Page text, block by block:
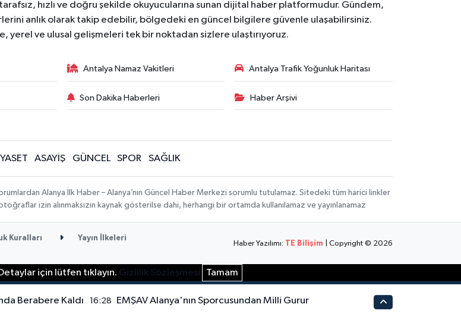
hızlı ve doğru şekilde okuyucularına sunan dijital haber platformudur. Gündem,
anlık olarak takip edebilir, bölgedeki en güncel bilgilere güvenle ulaşabilirsiniz.
yerel ve ulusal gelişmeleri tek bir noktadan sizlere ulaştırıyoruz.
Antalya Namaz Vakitleri Antalya Trafik Yoğunluk Haritası
Son Dakika Haberleri Haber Arşivi
ASAYİŞ GÜNCEL SPOR SAĞLIK
Alanya İlk Haber – Alanya’nın Güncel Haber Merkezi sorumlu tutulamaz. Sitedeki tüm harici linkler
izin alınmaksızın kaynak gösterilse dahi, herhangi bir ortamda kullanılamaz ve yayınlanamaz
Kuralları Yayın İlkeleri
Haber Yazılımı: TE Bilişim | Copyright © 2026
için lütfen tıklayın. Gizlilik Sözleşmesi Tamam
Berabere Kaldı 16:28 EMŞAV Alanya'nın Sporcusundan Milli Gurur